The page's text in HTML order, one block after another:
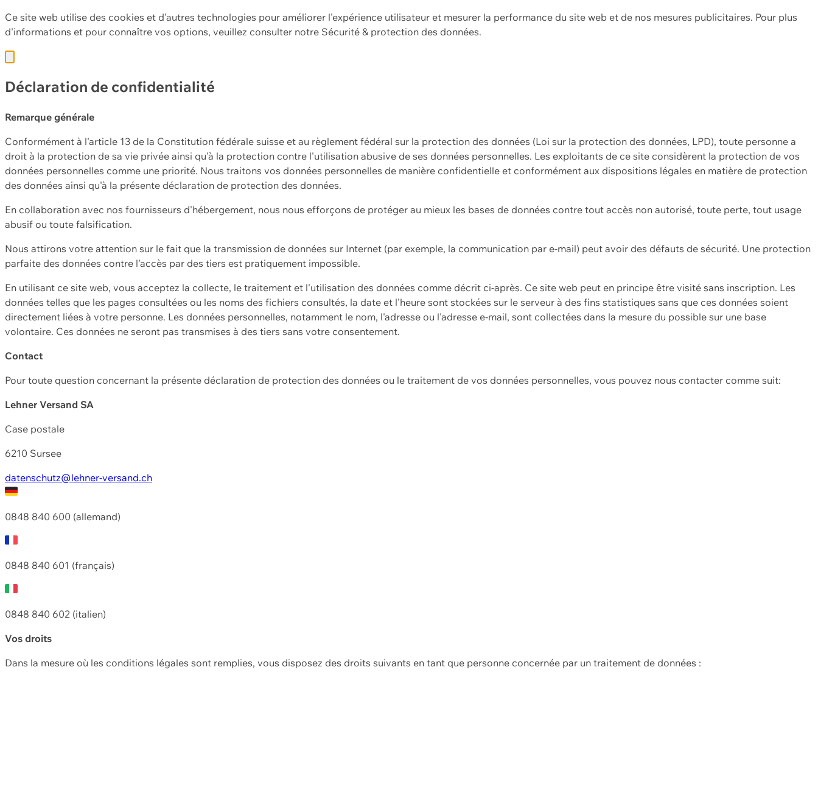
Ce site web utilise des cookies et d'autres technologies pour améliorer l'expérience utilisateur et mesurer la performance du site web et de nos mesures publicitaires. Pour plus
d'informations et pour connaître vos options, veuillez consulter notre Sécurité & protection des données.
Déclaration de confidentialité
Remarque générale
Conformément à l'article 13 de la Constitution fédérale suisse et au règlement fédéral sur la protection des données (Loi sur la protection des données, LPD), toute personne a
droit à la protection de sa vie privée ainsi qu'à la protection contre l'utilisation abusive de ses données personnelles. Les exploitants de ce site considèrent la protection de vos
données personnelles comme une priorité. Nous traitons vos données personnelles de manière confidentielle et conformément aux dispositions légales en matière de protection
des données ainsi qu'à la présente déclaration de protection des données.
En collaboration avec nos fournisseurs d'hébergement, nous nous efforçons de protéger au mieux les bases de données contre tout accès non autorisé, toute perte, tout usage
abusif ou toute falsification.
Nous attirons votre attention sur le fait que la transmission de données sur Internet (par exemple, la communication par e-mail) peut avoir des défauts de sécurité. Une protection
parfaite des données contre l'accès par des tiers est pratiquement impossible.
En utilisant ce site web, vous acceptez la collecte, le traitement et l'utilisation des données comme décrit ci-après. Ce site web peut en principe être visité sans inscription. Les
données telles que les pages consultées ou les noms des fichiers consultés, la date et l'heure sont stockées sur le serveur à des fins statistiques sans que ces données soient
directement liées à votre personne. Les données personnelles, notamment le nom, l'adresse ou l'adresse e-mail, sont collectées dans la mesure du possible sur une base
volontaire. Ces données ne seront pas transmises à des tiers sans votre consentement.
Contact
Pour toute question concernant la présente déclaration de protection des données ou le traitement de vos données personnelles, vous pouvez nous contacter comme suit:
Lehner Versand SA
Case postale
6210 Sursee
datenschutz@lehner-versand.ch
0848 840 600 (allemand)
0848 840 601 (français)
0848 840 602 (italien)
Vos droits
Dans la mesure où les conditions légales sont remplies, vous disposez des droits suivants en tant que personne concernée par un traitement de données :